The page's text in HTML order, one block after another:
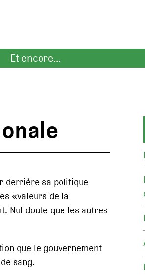
Et encore...
derrière sa politique
«valeurs de la
Nul doute que les autres
que le gouvernement
sang.